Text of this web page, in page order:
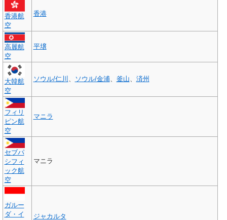
香港航
空
香港
高麗航
空
平壌
大韓航
空
ソウル/仁川 、 ソウル/金浦、 釜山、 済州
フィリ
ピン航
空
マニラ
セブパ
シフィ
ック航
空
マニラ
ガルー
ダ・イ
ジャカルタ